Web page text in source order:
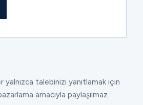
talebinizi yanıtlamak için
amacıyla paylaşılmaz.